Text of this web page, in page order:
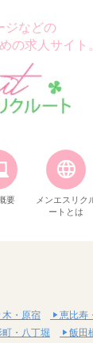
ジなどの
の求人サイト
要
メンエスリク
ートとは
木・原宿 恵比寿
・八丁堀 飯田